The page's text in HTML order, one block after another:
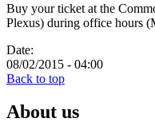
Buy your ticket at the
Plexus) during office hours
Date:
08/02/2015 - 04:00
Back to top
About us